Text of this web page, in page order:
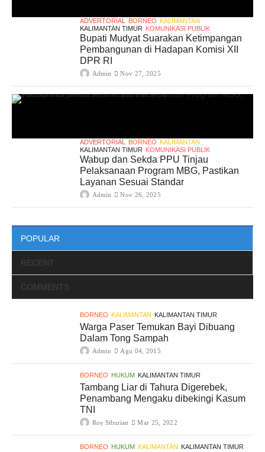
ADVERTORIAL BORNEO KALIMANTAN
KALIMANTAN TIMUR KOMUNIKASI PUBLIK
Bupati Mudyat Suarakan Ketimpangan
Pembangunan di Hadapan Komisi XII
DPR RI
Admin Nov 27, 2025
ADVERTORIAL BORNEO KALIMANTAN
KALIMANTAN TIMUR KOMUNIKASI PUBLIK
Wabup dan Sekda PPU Tinjau
Pelaksanaan Program MBG, Pastikan
Layanan Sesuai Standar
Admin Nov 26, 2025
POPULAR
RECENT
COMMENTS
BORNEO KALIMANTAN KALIMANTAN TIMUR
Warga Paser Temukan Bayi Dibuang
Dalam Tong Sampah
Admin Agu 04, 2015
BORNEO HUKUM KALIMANTAN TIMUR
Tambang Liar di Tahura Digerebek,
Penambang Mengaku dibekingi Kasum
TNI
Roy Siburian Mar 25, 2022
BORNEO HUKUM KALIMANTAN KALIMANTAN TIMUR